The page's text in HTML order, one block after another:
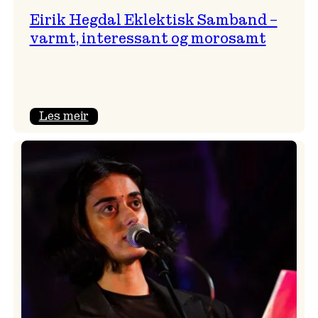
Eirik Hegdal Eklektisk Samband –
varmt, interessant og morosamt
Les meir:
Eklektisk
Samband
–
varmt,
interessant
morosamt